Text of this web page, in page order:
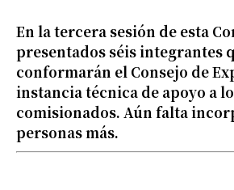
En la tercera sesión de esta
presentados séis integrantes
conformarán el Consejo de
instancia técnica de apoyo a
comisionados. Aún falta
personas más.